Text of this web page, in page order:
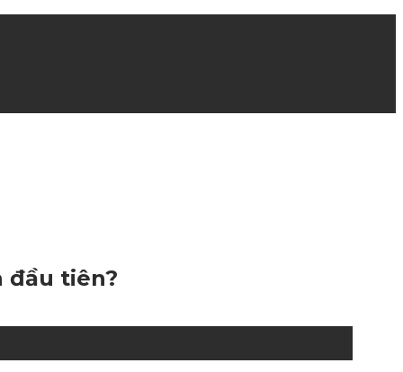
đầu tiên?